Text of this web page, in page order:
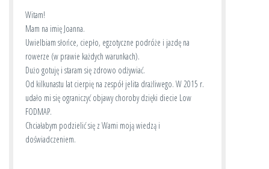
Witam!
Mam na imię Joanna.
Uwielbiam słońce, ciepło, egzotyczne podróże i jazdę na
rowerze (w prawie każdych warunkach).
Dużo gotuję i staram się zdrowo odżywiać.
Od kilkunastu lat cierpię na zespół jelita drażliwego. W 2015 r.
udało mi się ograniczyć objawy choroby dzięki diecie Low
FODMAP.
Chciałabym podzielić się z Wami moją wiedzą i
doświadczeniem.